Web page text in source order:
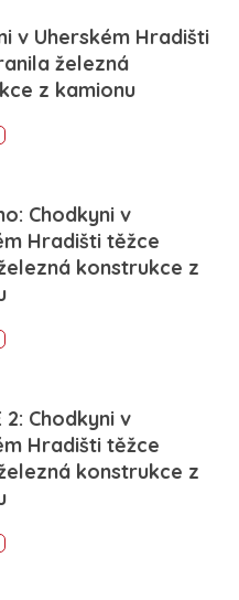
v Uherském Hradišti
železná
z kamionu
Chodkyni v
Hradišti těžce
konstrukce z
2: Chodkyni v
Hradišti těžce
konstrukce z